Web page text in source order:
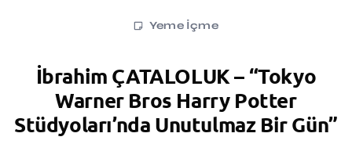
Yeme İçme
İbrahim ÇATALOLUK – “Tokyo
Warner Bros Harry Potter
Stüdyoları’nda Unutulmaz Bir Gün”